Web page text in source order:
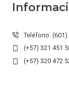
Teléfono: (601)
(+57) 321 451
(+57) 320 472